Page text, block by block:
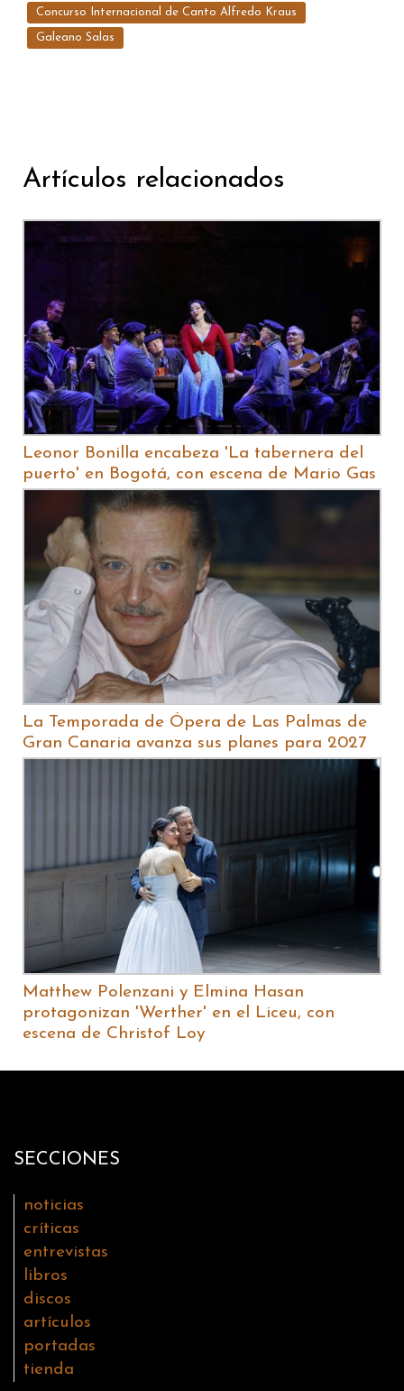
Concurso Internacional de Canto Alfredo Kraus
Galeano Salas
Artículos relacionados
Leonor Bonilla encabeza 'La tabernera del
puerto' en Bogotá, con escena de Mario Gas
La Temporada de Ópera de Las Palmas de
Gran Canaria avanza sus planes para 2027
Matthew Polenzani y Elmina Hasan
protagonizan 'Werther' en el Liceu, con
escena de Christof Loy
SECCIONES
noticias
críticas
entrevistas
libros
discos
artículos
portadas
tienda